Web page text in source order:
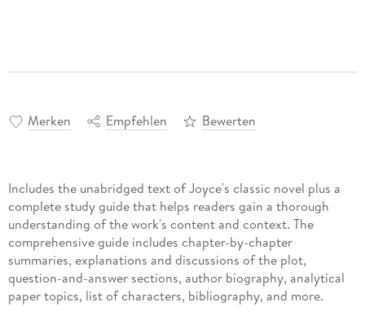
Merken Empfehlen Bewerten
Includes the unabridged text of Joyce's classic novel plus a
complete study guide that helps readers gain a thorough
understanding of the work's content and context. The
comprehensive guide includes chapter-by-chapter
summaries, explanations and discussions of the plot,
question-and-answer sections, author biography, analytical
paper topics, list of characters, bibliography, and more.